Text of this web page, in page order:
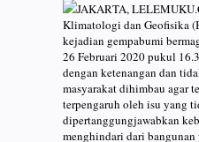
JAKARTA,
Klimatologi dan Geofisika
kejadian gempabumi
26 Februari 2020 pukul
dengan ketenangan dan
masyarakat dihimbau agar
terpengaruh oleh isu yang
dipertanggungjawabkan
menghindari dari bangunan